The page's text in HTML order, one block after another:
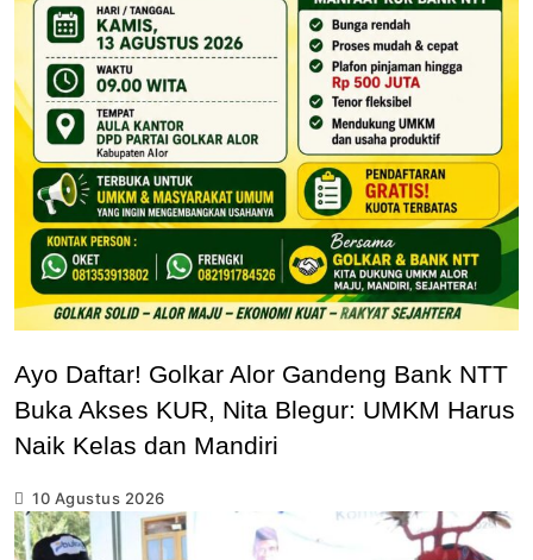
Ayo Daftar! Golkar Alor Gandeng Bank NTT
Buka Akses KUR, Nita Blegur: UMKM Harus
Naik Kelas dan Mandiri
10 Agustus 2026